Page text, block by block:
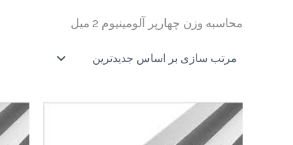
محاسبه وزن چهارپر آلومینیوم 2 میل